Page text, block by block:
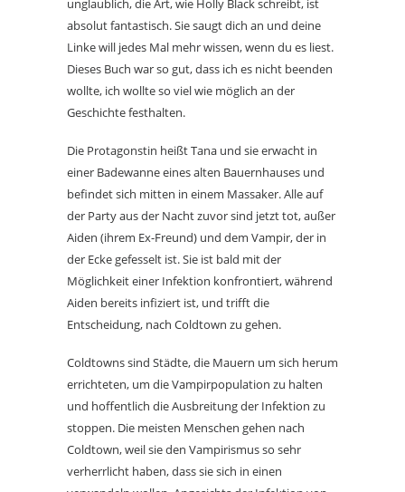
unglaublich, die Art, wie Holly Black schreibt, ist
absolut fantastisch. Sie saugt dich an und deine
Linke will jedes Mal mehr wissen, wenn du es liest.
Dieses Buch war so gut, dass ich es nicht beenden
wollte, ich wollte so viel wie möglich an der
Geschichte festhalten.
Die Protagonstin heißt Tana und sie erwacht in
einer Badewanne eines alten Bauernhauses und
befindet sich mitten in einem Massaker. Alle auf
der Party aus der Nacht zuvor sind jetzt tot, außer
Aiden (ihrem Ex-Freund) und dem Vampir, der in
der Ecke gefesselt ist. Sie ist bald mit der
Möglichkeit einer Infektion konfrontiert, während
Aiden bereits infiziert ist, und trifft die
Entscheidung, nach Coldtown zu gehen.
Coldtowns sind Städte, die Mauern um sich herum
errichteten, um die Vampirpopulation zu halten
und hoffentlich die Ausbreitung der Infektion zu
stoppen. Die meisten Menschen gehen nach
Coldtown, weil sie den Vampirismus so sehr
verherrlicht haben, dass sie sich in einen